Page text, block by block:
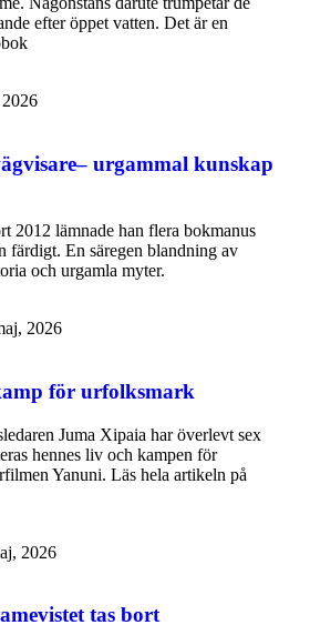
efter öppet vatten. Det är en
urgammal kunskap
2012 lämnade han flera bokmanus
färdigt. En säregen blandning av
och urgamla myter.
2026
för urfolksmark
Juma Xipaia har överlevt sex
hennes liv och kampen för
Yanuni. Läs hela artikeln på
2026
tas bort